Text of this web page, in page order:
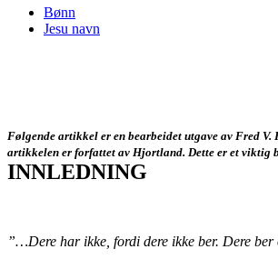
Bønn
Jesu navn
Følgende artikkel er en bearbeidet utgave av Fred
artikkelen er forfattet av Hjortland. Dette er et viktig
INNLEDNING
”…Dere har ikke, fordi dere ikke ber. Dere